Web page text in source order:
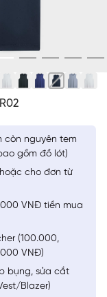
còn nguyên tem
gồm đồ lót)
cho đơn từ
VNĐ tiền mua
(100.000,
VNĐ)
bụng, sửa cắt
Blazer)